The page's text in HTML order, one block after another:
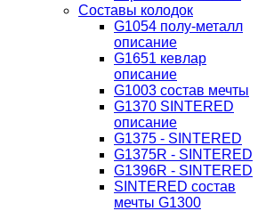
Составы колодок
G1054 полу-металл
описание
G1651 кевлар
описание
G1003 состав мечты
G1370 SINTERED
описание
G1375 - SINTERED
G1375R - SINTERED
G1396R - SINTERED
SINTERED состав
мечты G1300